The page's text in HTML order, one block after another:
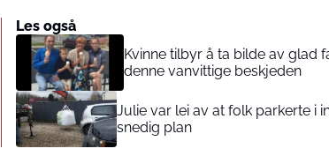
Les også
Kvinne tilbyr å ta bilde av glad
denne vanvittige beskjeden
Julie var lei av at folk parkerte i
snedig plan